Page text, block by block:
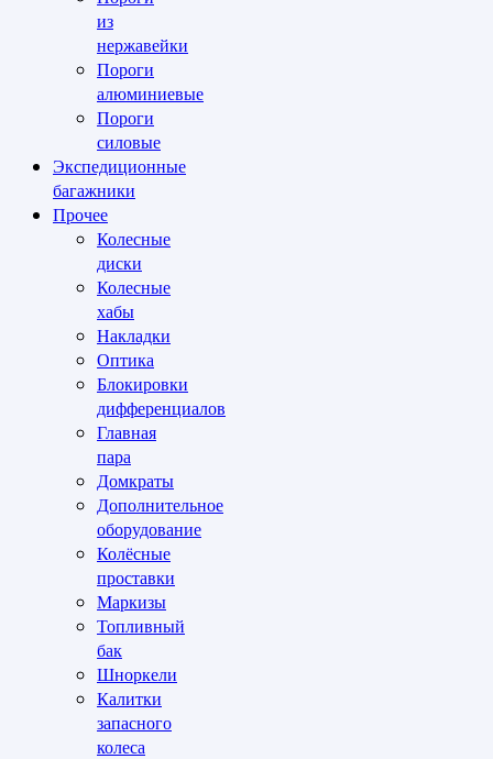
из
нержавейки
Пороги
алюминиевые
Пороги
силовые
Экспедиционные
багажники
Прочее
Колесные
диски
Колесные
хабы
Накладки
Оптика
Блокировки
дифференциалов
Главная
пара
Домкраты
Дополнительное
оборудование
Колёсные
проставки
Маркизы
Топливный
бак
Шноркели
Калитки
запасного
колеса